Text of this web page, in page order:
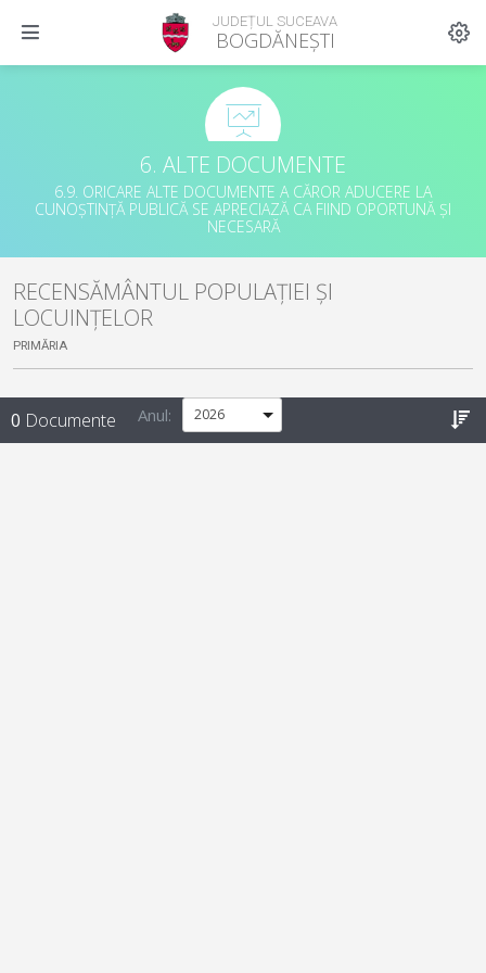
JUDEȚUL SUCEAVA
BOGDĂNEȘTI
6. ALTE DOCUMENTE
6.9. ORICARE ALTE DOCUMENTE A CĂROR ADUCERE LA
CUNOȘTINȚĂ PUBLICĂ SE APRECIAZĂ CA FIIND OPORTUNĂ ȘI
NECESARĂ
RECENSĂMÂNTUL POPULAȚIEI ȘI
LOCUINȚELOR
PRIMĂRIA
0 Documente Anul: